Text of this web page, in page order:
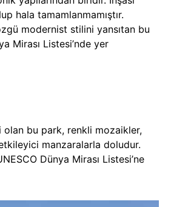
hala tamamlanmamıştır.
modernist stilini yansıtan bu
Mirası Listesi’nde yer
olan bu park, renkli mozaikler,
manzaralarla doludur.
Dünya Mirası Listesi’ne